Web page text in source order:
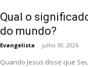
Qual o
do mundo?
Evangelista - julho 30, 2026
Quando Jesus disse que